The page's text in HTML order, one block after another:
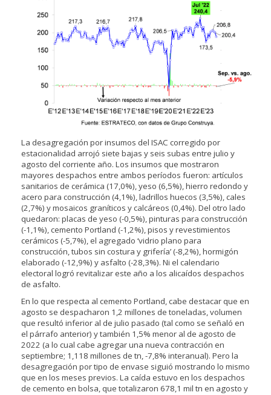
La desagregación por insumos del ISAC corregido por
estacionalidad arrojó siete bajas y seis subas entre julio y
agosto del corriente año. Los insumos que mostraron
mayores despachos entre ambos períodos fueron: artículos
sanitarios de cerámica (17,0%), yeso (6,5%), hierro redondo y
acero para construcción (4,1%), ladrillos huecos (3,5%), cales
(2,7%) y mosaicos graníticos y calcáreos (0,4%). Del otro lado
quedaron: placas de yeso (-0,5%), pinturas para construcción
(-1,1%), cemento Portland (-1,2%), pisos y revestimientos
cerámicos (-5,7%), el agregado ‘vidrio plano para
construcción, tubos sin costura y grifería’ (-8,2%), hormigón
elaborado (-12,9%) y asfalto (-28,3%). Ni el calendario
electoral logró revitalizar este año a los alicaídos despachos
de asfalto.
En lo que respecta al cemento Portland, cabe destacar que en
agosto se despacharon 1,2 millones de toneladas, volumen
que resultó inferior al de julio pasado (tal como se señaló en
el párrafo anterior) y también 1,5% menor al de agosto de
2022 (a lo cual cabe agregar una nueva contracción en
septiembre; 1,118 millones de tn, -7,8% interanual). Pero la
desagregación por tipo de envase siguió mostrando lo mismo
que en los meses previos. La caída estuvo en los despachos
de cemento en bolsa, que totalizaron 678,1 mil tn en agosto y